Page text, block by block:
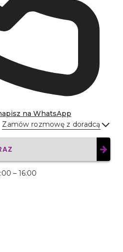
na WhatsApp
Zamów rozmowę z doradcą
Wyślij
– 16:00